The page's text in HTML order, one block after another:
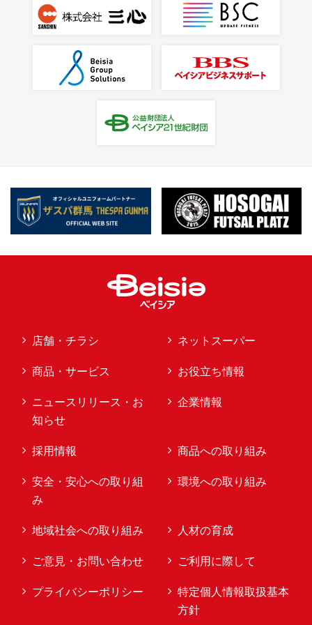
店舗・チラシ ネットスーパー
商品・サービス お役立ち情報
ニュースリリース・お
知らせ
企業情報
採用情報 商品への取り組み
安全・安心への取り組
み
環境への取り組み
地域社会への取り組み 人材の育成
ご意見・お問い合わせ ご利用に際して
プライバシーポリシー
特定個人情報取扱基本
方針